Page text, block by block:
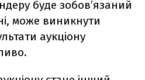
буде зобов’язаний
може виникнути
аукціону